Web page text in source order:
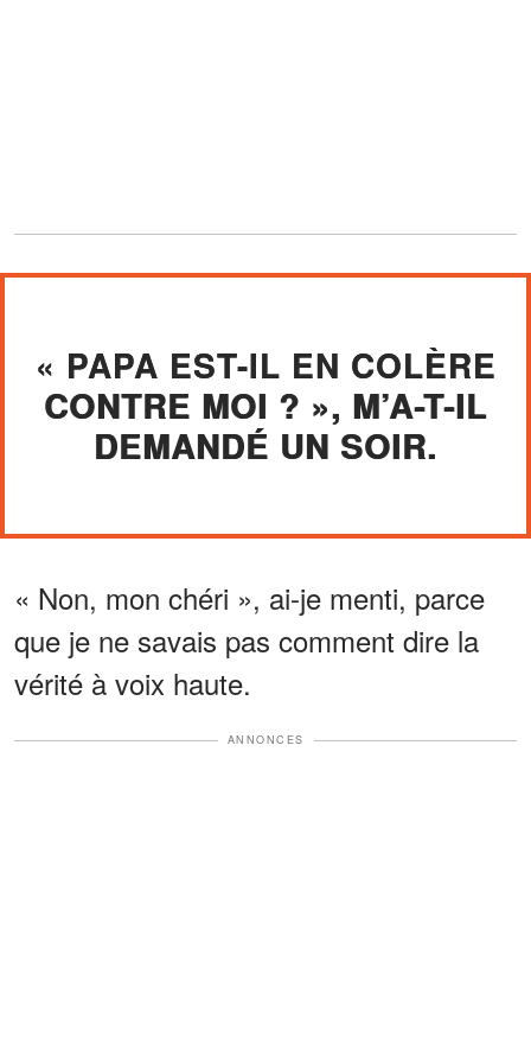
« PAPA EST-IL EN COLÈRE
CONTRE MOI ? », M’A-T-IL
DEMANDÉ UN SOIR.
« Non, mon chéri », ai-je menti, parce
que je ne savais pas comment dire la
vérité à voix haute.
ANNONCES